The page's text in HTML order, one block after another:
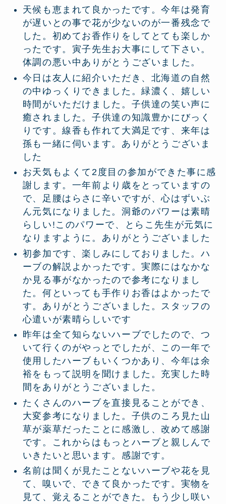
天候も恵まれて良かったです。今年は発育
が遅いとの事で花が少ないのが一番残念で
した。初めてお香作りをしてとても楽しか
ったです。寅子先生お大事にして下さい。
体調の悪い中ありがとうございました。
今日は友人に紹介いただき、北海道の自然
の中ゆっくりできました。緑濃く、嬉しい
時間がいただけました。子供達の笑い声に
癒されました。子供達の知識豊かにびっく
りです。線香も作れて大満足です、来年は
孫も一緒に伺います。ありがとうございま
した
お天気もよくて2度目の参加ができた事に感
謝します。一年前より歳をとっていますの
で、足腰はらさに辛いですが、心はずいぶ
ん元気になりました。洞爺のパワーは素晴
らしい!このパワーで、とらこ先生が元気に
なりますように。ありがとうございました
初参加です、楽しみにしておりました。ハ
ーブの解説よかったです。実際にはなかな
か見る事がなかったので参考になりまし
た。何といっても手作りお香はよかったで
す。ありがとうございました。スタッフの
心遣いが素晴らしいです
昨年は全て知らないハーブでしたので、つ
いて行くのがやっとでしたが、この一年で
使用したハーブもいくつかあり、今年は余
裕をもって説明を聞けました。充実した時
間をありがとうございました。
たくさんのハーブを直接見ることができ、
大変参考になりました。子供のころ見た山
草が薬草だったことに感激し、改めて感謝
です。これからはもっとハーブと親しんで
いきたいと思います。感謝です。
名前は聞くが見たことないハーブや花を見
て、嗅いで、できて良かったです。実物を
見て、覚えることができた。もう少し咲い